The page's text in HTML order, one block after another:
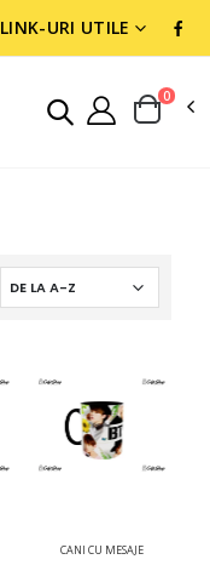
LINK-URI UTILE
0
CANI CU MESAJE